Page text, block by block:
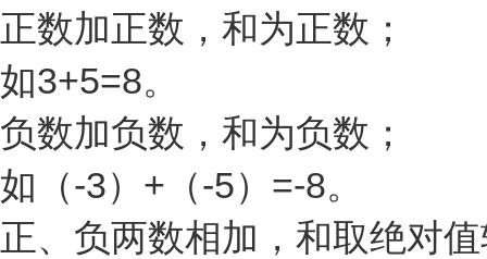
正数加正数，和为正数；
如3+5=8。
负数加负数，和为负数；
如（-3）+（-5）=-8。
正、负两数相加，和取绝对